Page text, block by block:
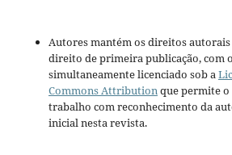
Autores mantém os direitos autorais
direito de primeira publicação, com
simultaneamente licenciado sob a
Commons Attributionque permite
trabalho com reconhecimento da
inicial nesta revista.